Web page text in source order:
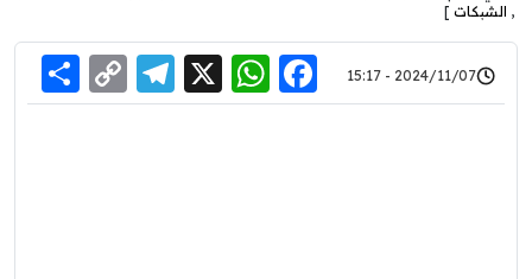
, الشبكات ]
2024/11/07 - 15:17
Facebook
WhatsApp
X
Link